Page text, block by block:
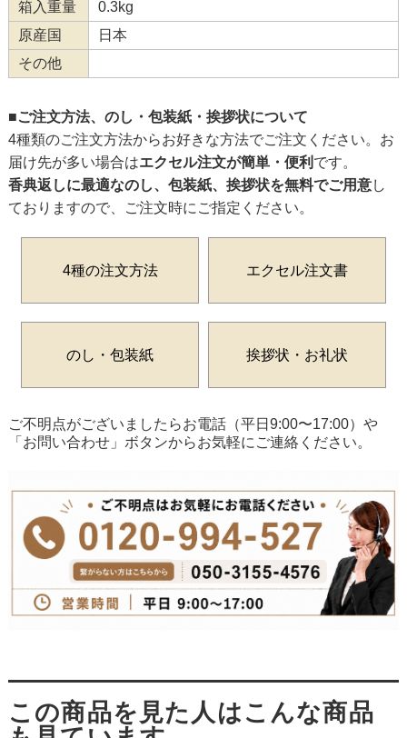
箱入重量
0.3kg
原産国
日本
その他
■ご注文方法、のし・包装紙・挨拶状について
4種類のご注文方法からお好きな方法でご注文ください。お
届け先が多い場合はエクセル注文が簡単・便利 です。
香典返しに最適なのし、包装紙、挨拶状を無料でご用意し
ておりますので、ご注文時にご指定ください。
4種の注文方法 エクセル注文書
のし・包装紙 挨拶状・お礼状
ご不明点がございましたらお電話（平日9:00〜17:00）や
「お問い合わせ」ボタンからお気軽にご連絡ください。